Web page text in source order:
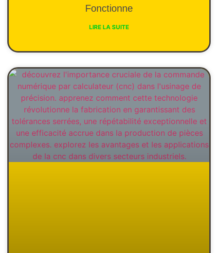
Fonctionne
LIRE LA SUITE